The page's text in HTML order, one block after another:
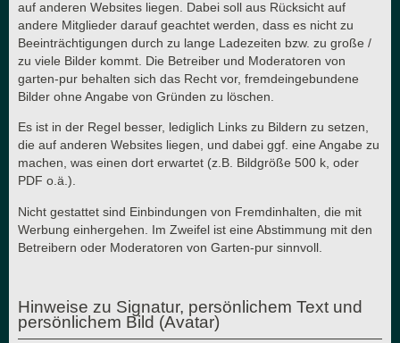
auf anderen Websites liegen. Dabei soll aus Rücksicht auf
andere Mitglieder darauf geachtet werden, dass es nicht zu
Beeinträchtigungen durch zu lange Ladezeiten bzw. zu große /
zu viele Bilder kommt. Die Betreiber und Moderatoren von
garten-pur behalten sich das Recht vor, fremdeingebundene
Bilder ohne Angabe von Gründen zu löschen.
Es ist in der Regel besser, lediglich Links zu Bildern zu setzen,
die auf anderen Websites liegen, und dabei ggf. eine Angabe zu
machen, was einen dort erwartet (z.B. Bildgröße 500 k, oder
PDF o.ä.).
Nicht gestattet sind Einbindungen von Fremdinhalten, die mit
Werbung einhergehen. Im Zweifel ist eine Abstimmung mit den
Betreibern oder Moderatoren von Garten-pur sinnvoll.
Hinweise zu Signatur, persönlichem Text und
persönlichem Bild (Avatar)